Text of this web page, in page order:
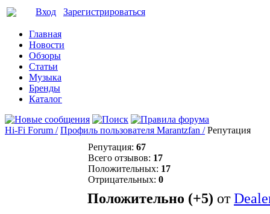
Вход Зарегистрироваться
Главная
Новости
Обзоры
Статьи
Музыка
Бренды
Каталог
Hi-Fi Forum / Профиль пользователя Marantzfan / Репутация
Репутация: 67
Всего отзывов: 17
Положительных: 17
Отрицательных: 0
Положительно (+5) от